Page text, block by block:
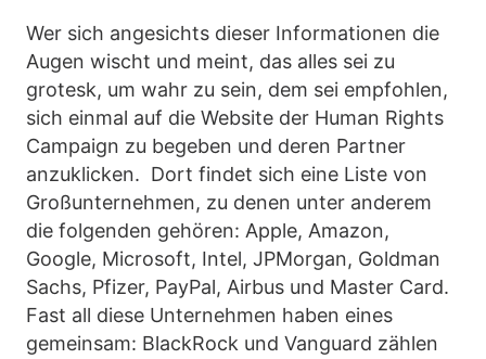
Wer sich angesichts dieser Informationen die
Augen wischt und meint, das alles sei zu
grotesk, um wahr zu sein, dem sei empfohlen,
sich einmal auf die Website der Human Rights
Campaign zu begeben und deren Partner
anzuklicken. Dort findet sich eine Liste von
Großunternehmen, zu denen unter anderem
die folgenden gehören: Apple, Amazon,
Google, Microsoft, Intel, JPMorgan, Goldman
Sachs, Pfizer, PayPal, Airbus und Master Card.
Fast all diese Unternehmen haben eines
gemeinsam: BlackRock und Vanguard zählen